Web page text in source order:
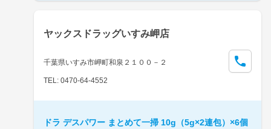
ヤックスドラッグいすみ岬店
千葉県いすみ市岬町和泉２１００－２
TEL: 0470-64-4552
ドラ デスパワー まとめて一掃 10g（5g×2連包）×6個